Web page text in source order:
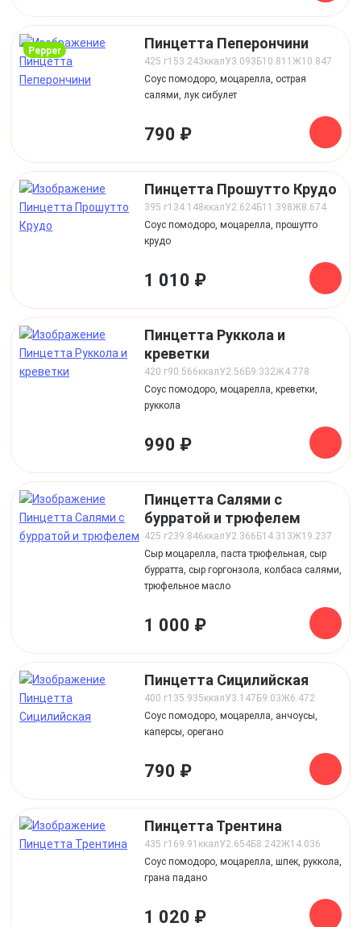
pepper Пинцетта Пеперончини
425 г ккал
153.243 У3.093 Б10.811 Ж10.847
Соус помодоро, моцарелла, острая
салями, лук сибулет
790 ₽
Пинцетта Прошутто Крудо
395 г ккал
134.148 У2.624Б11.398Ж8.674
Соус помодоро, моцарелла, прошутто
крудо
1 010 ₽
Пинцетта Руккола и
креветки
420 г ккал
90.566 У2.56 Б9.332Ж4.778
Соус помодоро, моцарелла, креветки,
руккола
990 ₽
Пинцетта Салями с
бурратой и трюфелем
425 г ккал
239.846 У2.366 Б14.313Ж19.237
Сыр моцарелла, паста трюфельная, сыр
бурратта, сыр горгонзола, колбаса салями,
трюфельное масло
1 000 ₽
Пинцетта Сицилийская
400 г ккал
135.935 У3.147 Б9.03Ж6.472
Соус помодоро, моцарелла, анчоусы,
каперсы, орегано
790 ₽
Пинцетта Трентина
435 г ккал
169.91 У2.654Б8.242Ж14.036
Соус помодоро, моцарелла, шпек, руккола,
грана падано
1 020 ₽